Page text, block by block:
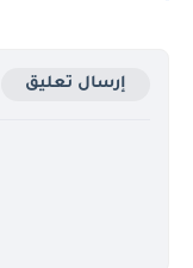
إرسال تعليق